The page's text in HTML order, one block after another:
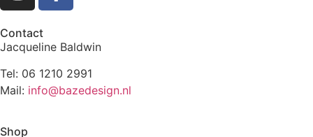
Contact
Jacqueline Baldwin
Tel: 06 1210 2991
Mail: info@bazedesign.nl
Shop